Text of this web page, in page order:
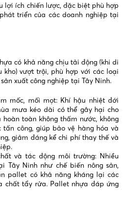
lợi ích chiến lược, đặc biệt phù hợp
triển của các doanh nghiệp tại
có khả năng chịu tải động (khi di
kho) vượt trội, phù hợp với các loại
xuất công nghiệp tại Tây Ninh.
mốc, mối mọt: Khí hậu nhiệt đới
mưa kéo dài có thể gây hại cho
toàn không thấm nước, không
công, giúp bảo vệ hàng hóa và
giảm đáng kể chi phí thay thế và
và tác động môi trường: Nhiều
Tây Ninh như chế biến nông sản,
pallet có khả năng kháng lại các
chất tẩy rửa. Pallet nhựa đáp ứng